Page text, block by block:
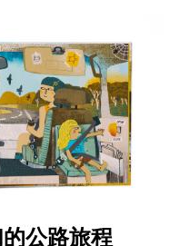
公路旅程